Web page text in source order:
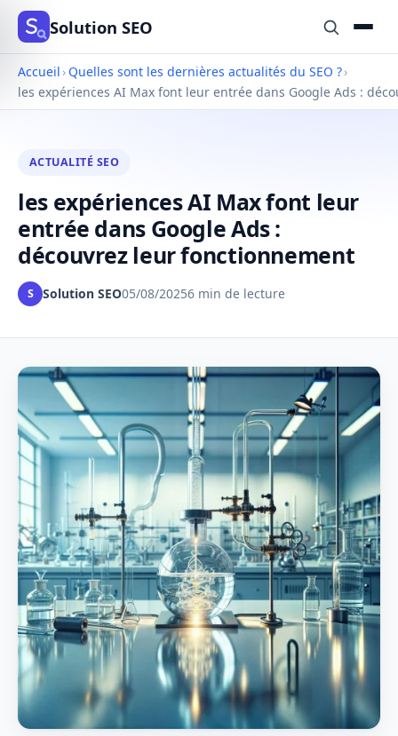
Solution SEO
Accueil › Quelles sont les dernières actualités du SEO ?›
les expériences AI Max font leur entrée dans Google Ads :
ACTUALITÉ SEO
les expériences AI Max font leur
entrée dans Google Ads :
découvrez leur fonctionnement
S Solution SEO05/08/20256 min de lecture